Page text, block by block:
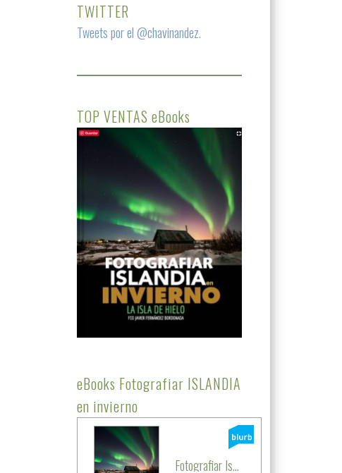
TWITTER
Tweets por el @chavinandez.
TOP VENTAS eBooks
eBooks Fotografiar ISLANDIA
en invierno
Fotografiar Is...